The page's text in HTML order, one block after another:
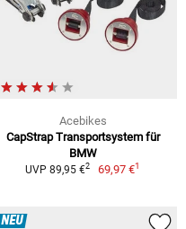
Acebikes
CapStrap Transportsystem für
BMW
UVP 89,95 €2 69,97 €1
NEU